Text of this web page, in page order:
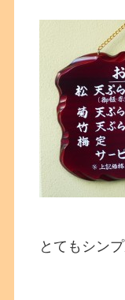
とてもシン